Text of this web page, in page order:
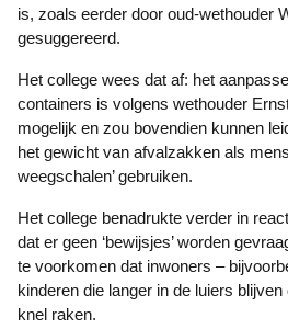
is, zoals eerder door oud-wethouder
gesuggereerd.
Het college wees dat af: het aanpassen van ondergrondse
containers is volgens wethouder
mogelijk en zou bovendien kunnen
het gewicht van afvalzakken als
weegschalen’ gebruiken.
Het college benadrukte verder in reactie op zorgen uit de raad
dat er geen ‘bewijsjes’ worden
te voorkomen dat inwoners –
kinderen die langer in de luiers
knel raken.